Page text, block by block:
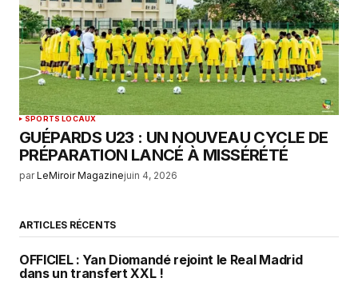
SPORTS LOCAUX
GUÉPARDS U23 : UN NOUVEAU CYCLE DE
PRÉPARATION LANCÉ À MISSÉRÉTÉ
par LeMiroir Magazinejuin 4, 2026
ARTICLES RÉCENTS
OFFICIEL : Yan Diomandé rejoint le Real Madrid
dans un transfert XXL !